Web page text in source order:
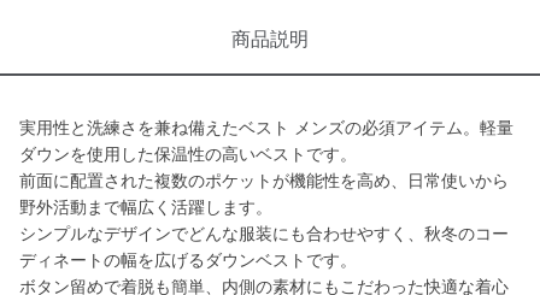
商品説明
実用性と洗練さを兼ね備えたベスト メンズの必須アイテム。軽量
ダウンを使用した保温性の高いベストです。
前面に配置された複数のポケットが機能性を高め、日常使いから
野外活動まで幅広く活躍します。
シンプルなデザインでどんな服装にも合わせやすく、秋冬のコー
ディネートの幅を広げるダウンベストです。
ボタン留めで着脱も簡単、内側の素材にもこだわった快適な着心